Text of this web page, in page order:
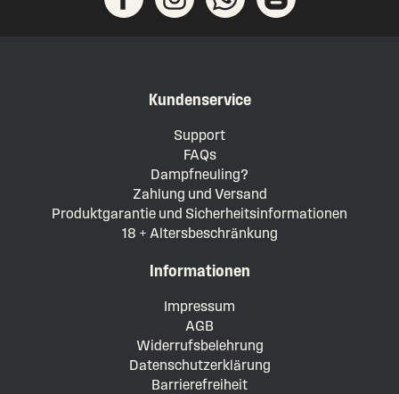
Kundenservice
Support
FAQs
Dampfneuling?
Zahlung und Versand
Produktgarantie und Sicherheitsinformationen
18 + Altersbeschränkung
Informationen
Impressum
AGB
Widerrufsbelehrung
Datenschutzerklärung
Barrierefreiheit